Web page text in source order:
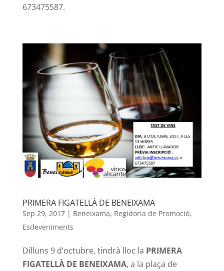
673475587.
PRIMERA FIGATELLÀ DE BENEIXAMA
Sep 29, 2017| Beneixama, Regidoria de Promoció,
Esdeveniments
Dilluns 9 d’octubre, tindrà lloc la PRIMERA
FIGATELLÀ DE BENEIXAMA, a la plaça de